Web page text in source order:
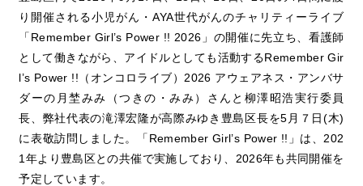
り開催される小児がん・AYA世代がんのチャリティーライブ
「Remember Girl’s Power !! 2026」の開催に先立ち、 看護師
として働きながら、アイドルとしても活動するRemember Gir
l’s Power !!（オンコロライブ）2026 アウェアネス・アンバサ
ダーの月埜みみ（つきの・みみ）さんと柳澤昭浩実行委員
長、弊社代表の滝澤宏隆が高際みゆき豊島区長を5月７日(木)
に表敬訪問しました。「Remember Girl’s Power !!」は、202
1年より豊島区との共催で実施しており、2026年も共同開催を
予定しています。